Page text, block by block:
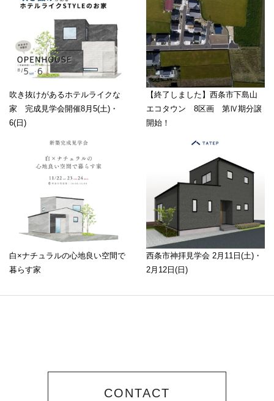
吹き抜けがあるホテルライクな
家 完成見学会開催8月5(土)・
6(日)
【終了しました】西条市下島山
エコタウン 8区画 第Ⅳ期分譲
開始！
白×ナチュラルの心地良い空間で
暮らす家
西条市神拝見学会 2月11日(土)・
2月12日(日)
CONTACT